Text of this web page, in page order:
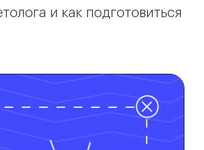
и как подготовиться